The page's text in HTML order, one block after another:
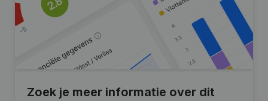
Zoek je meer informatie over dit